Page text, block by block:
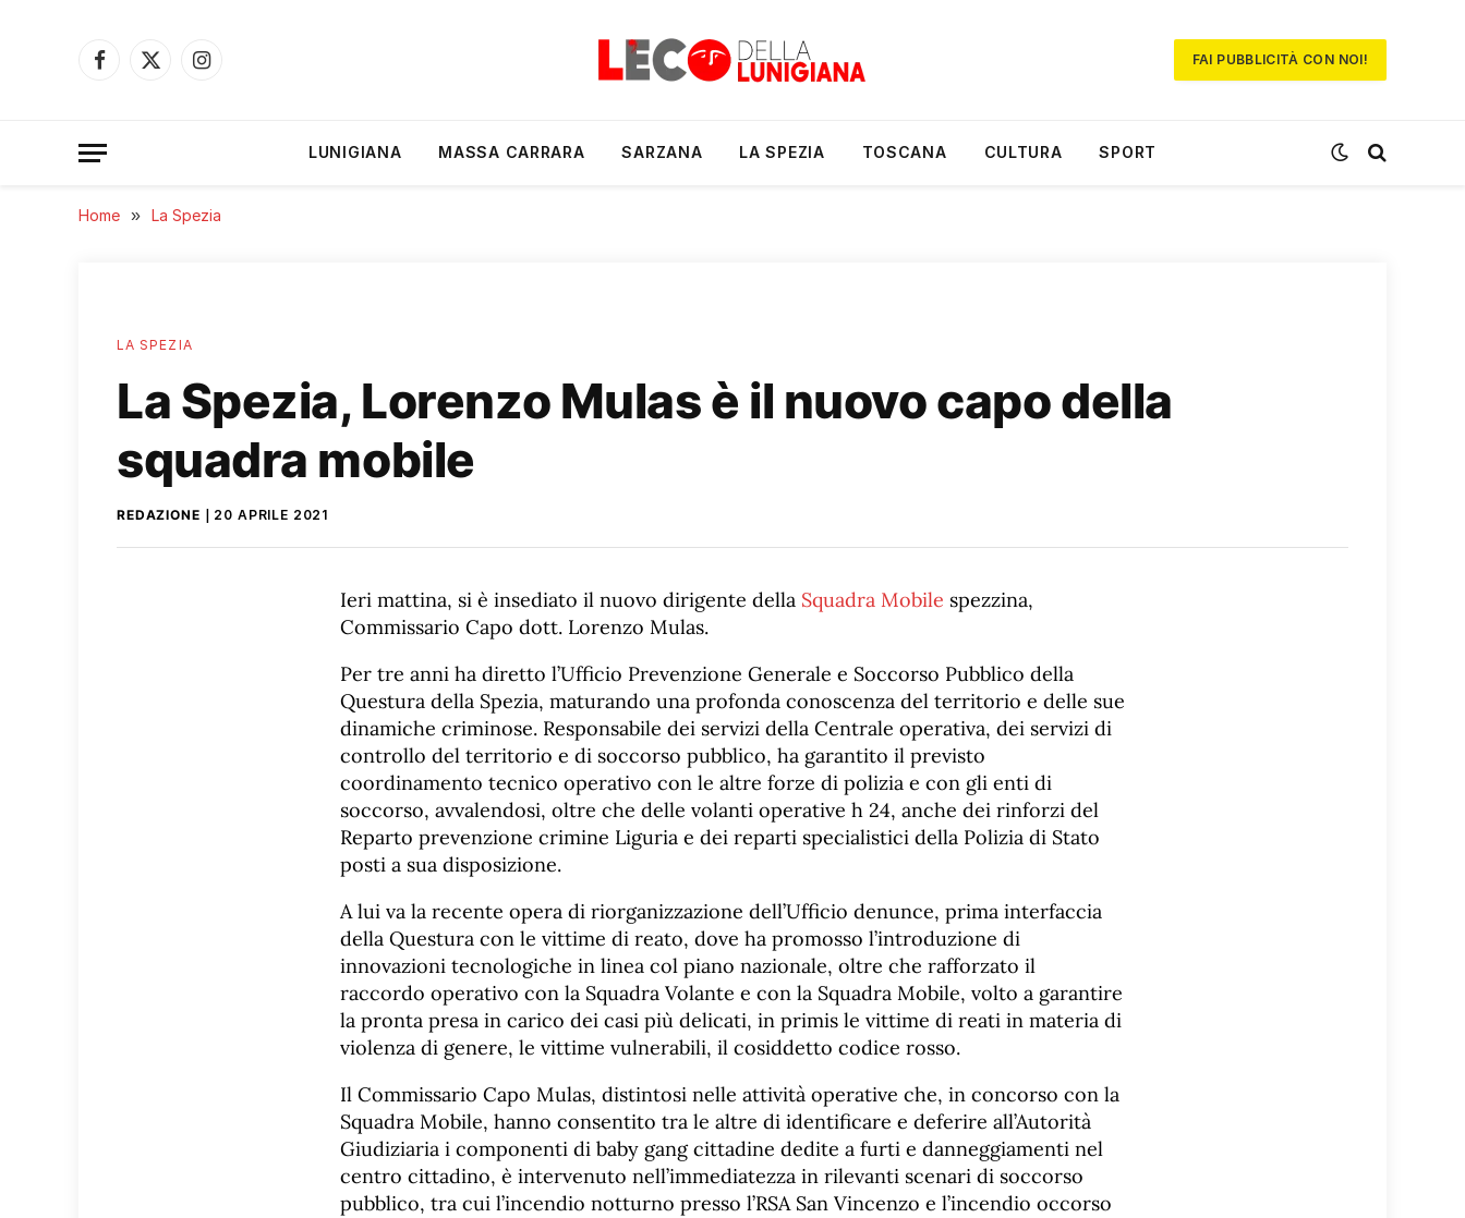
Facebook
X
Instagram
FAI PUBBLICITÀ CON NOI!
LUNIGIANA MASSA CARRARA SARZANA LA SPEZIA TOSCANA CULTURA SPORT
Home » La Spezia
LA SPEZIA
La Spezia, Lorenzo Mulas è il nuovo capo della
squadra mobile
REDAZIONE 20 APRILE 2021
Ieri mattina, si è insediato il nuovo dirigente della Squadra Mobile spezzina,
Commissario Capo dott. Lorenzo Mulas.
Per tre anni ha diretto l’Ufficio Prevenzione Generale e Soccorso Pubblico della
Questura della Spezia, maturando una profonda conoscenza del territorio e delle sue
dinamiche criminose. Responsabile dei servizi della Centrale operativa, dei servizi di
controllo del territorio e di soccorso pubblico, ha garantito il previsto
coordinamento tecnico operativo con le altre forze di polizia e con gli enti di
soccorso, avvalendosi, oltre che delle volanti operative h 24, anche dei rinforzi del
Reparto prevenzione crimine Liguria e dei reparti specialistici della Polizia di Stato
posti a sua disposizione.
A lui va la recente opera di riorganizzazione dell’Ufficio denunce, prima interfaccia
della Questura con le vittime di reato, dove ha promosso l’introduzione di
innovazioni tecnologiche in linea col piano nazionale, oltre che rafforzato il
raccordo operativo con la Squadra Volante e con la Squadra Mobile, volto a garantire
la pronta presa in carico dei casi più delicati, in primis le vittime di reati in materia di
violenza di genere, le vittime vulnerabili, il cosiddetto codice rosso.
Il Commissario Capo Mulas, distintosi nelle attività operative che, in concorso con la
Squadra Mobile, hanno consentito tra le altre di identificare e deferire all’Autorità
Giudiziaria i componenti di baby gang cittadine dedite a furti e danneggiamenti nel
centro cittadino, è intervenuto nell’immediatezza in rilevanti scenari di soccorso
pubblico, tra cui l’incendio notturno presso l’RSA San Vincenzo e l’incendio occorso